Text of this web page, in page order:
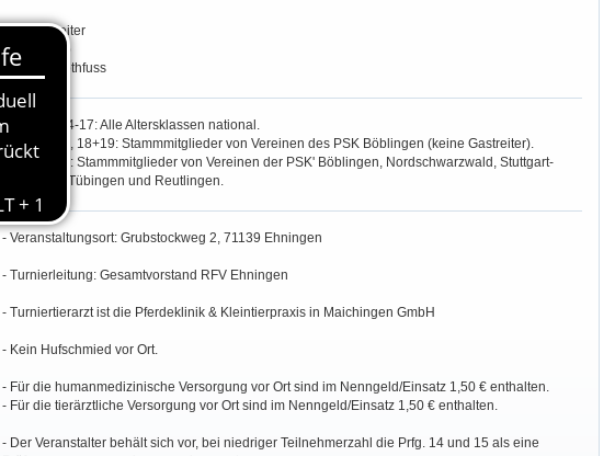
Herbert Beiter
Ingrid Popp
Carmen Rothfuss
Prfg. 1-9, 14-17: Alle Altersklassen national.
Prfg. 10, 13, 18+19: Stammmitglieder von Vereinen des PSK Böblingen (keine Gastreiter).
Prfg. 11+12: Stammmitglieder von Vereinen der PSK' Böblingen, Nordschwarzwald, Stuttgart-
Esslingen, Tübingen und Reutlingen.
- Veranstaltungsort: Grubstockweg 2, 71139 Ehningen
- Turnierleitung: Gesamtvorstand RFV Ehningen
- Turniertierarzt ist die Pferdeklinik & Kleintierpraxis in Maichingen GmbH
- Kein Hufschmied vor Ort.
- Für die humanmedizinische Versorgung vor Ort sind im Nenngeld/Einsatz 1,50 € enthalten.
- Für die tierärztliche Versorgung vor Ort sind im Nenngeld/Einsatz 1,50 € enthalten.
- Der Veranstalter behält sich vor, bei niedriger Teilnehmerzahl die Prfg. 14 und 15 als eine